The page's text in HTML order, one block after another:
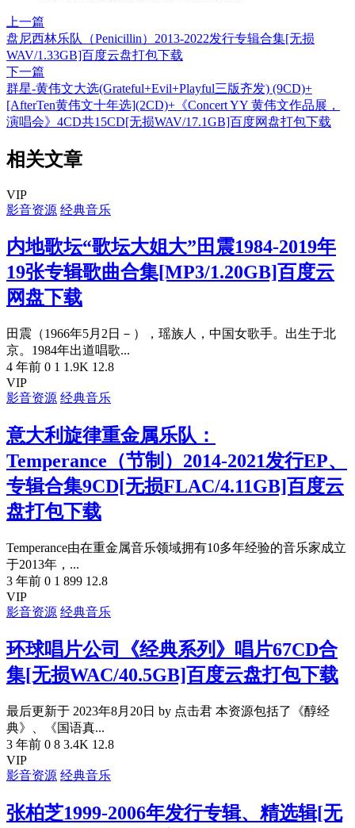
上一篇
盘尼西林乐队（Penicillin）2013-2022发行专辑合集[无损
WAV/1.33GB]百度云盘打包下载
下一篇
群星-黄伟文大选(Grateful+Evil+Playful三版齐发) (9CD)+
[AfterTen黄伟文十年选](2CD)+《Concert YY 黄伟文作品展，
演唱会》4CD共15CD[无损WAV/17.1GB]百度网盘打包下载
相关文章
VIP
影音资源 经典音乐
内地歌坛“歌坛大姐大”田震1984-2019年
19张专辑歌曲合集[MP3/1.20GB]百度云
网盘下载
田震（1966年5月2日－），瑶族人，中国女歌手。出生于北
京。1984年出道唱歌...
4 年前 0 1 1.9K 12.8
VIP
影音资源 经典音乐
意大利旋律重金属乐队：
Temperance（节制）2014-2021发行EP、
专辑合集9CD[无损FLAC/4.11GB]百度云
盘打包下载
Temperance由在重金属音乐领域拥有10多年经验的音乐家成立
于2013年，...
3 年前 0 1 899 12.8
VIP
影音资源 经典音乐
环球唱片公司《经典系列》唱片67CD合
集[无损WAC/40.5GB]百度云盘打包下载
最后更新于 2023年8月20日 by 点击君 本资源包括了《醇经
典》、《国语真...
3 年前 0 8 3.4K 12.8
VIP
影音资源 经典音乐
张柏芝1999-2006年发行专辑、精选辑[无